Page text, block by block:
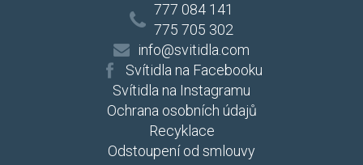
777 084 141
775 705 302
info@svitidla.com
Svítidla na Facebooku
Svítidla na Instagramu
Ochrana osobních údajů
Recyklace
Odstoupení od smlouvy